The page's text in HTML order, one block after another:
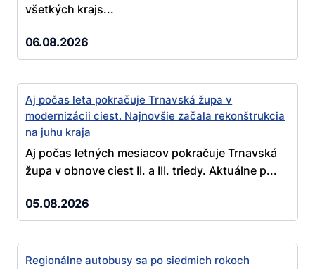
všetkých krajs...
06.08.2026
Aj počas leta pokračuje Trnavská župa v
modernizácii ciest. Najnovšie začala rekonštrukcia
na juhu kraja
Aj počas letných mesiacov pokračuje Trnavská
župa v obnove ciest II. a III. triedy. Aktuálne p...
05.08.2026
Regionálne autobusy sa po siedmich rokoch